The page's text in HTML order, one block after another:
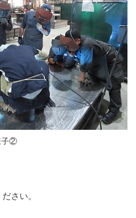
子②
さい。